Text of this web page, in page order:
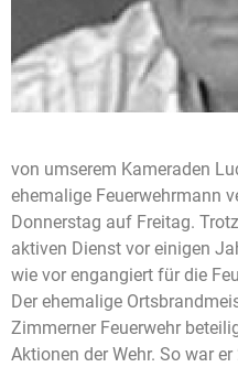
von umserem Kameraden
ehemalige Feuerwehrmann
Donnerstag auf Freitag.
aktiven Dienst vor einigen
wie vor engangiert für die
Der ehemalige
Zimmerner Feuerwehr
Aktionen der Wehr. So war